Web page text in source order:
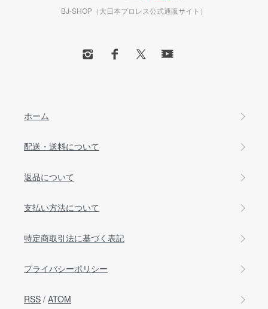
BJ-SHOP（大日本プロレス公式通販サイト）
ホーム
配送・送料について
返品について
支払い方法について
特定商取引法に基づく表記
プライバシーポリシー
RSS / ATOM